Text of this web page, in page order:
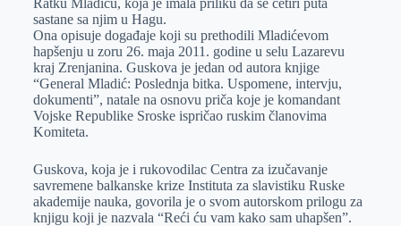
Ratku Mladiću, koja je imala priliku da se četiri puta
sastane sa njim u Hagu.
Ona opisuje događaje koji su prethodili Mladićevom
hapšenju u zoru 26. maja 2011. godine u selu Lazarevu
kraj Zrenjanina. Guskova je jedan od autora knjige
“General Mladić: Poslednja bitka. Uspomene, intervju,
dokumenti”, natale na osnovu priča koje je komandant
Vojske Republike Sroske ispričao ruskim članovima
Komiteta.
Guskova, koja je i rukovodilac Centra za izučavanje
savremene balkanske krize Instituta za slavistiku Ruske
akademije nauka, govorila je o svom autorskom prilogu za
knjigu koji je nazvala “Reći ću vam kako sam uhapšen”.